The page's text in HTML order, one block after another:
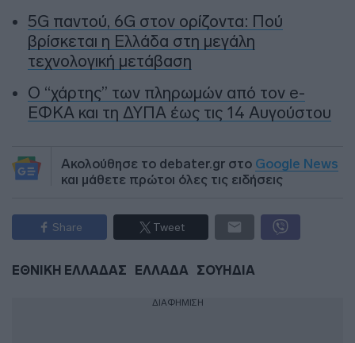
5G παντού, 6G στον ορίζοντα: Πού
βρίσκεται η Ελλάδα στη μεγάλη
τεχνολογική μετάβαση
Ο “χάρτης” των πληρωμών από τον e-
ΕΦΚΑ και τη ΔΥΠΑ έως τις 14 Αυγούστου
Ακολούθησε το debater.gr στο Google News
και μάθετε πρώτοι όλες τις ειδήσεις
Share Tweet
ΕΘΝΙΚΗ ΕΛΛΑΔΑΣ ΕΛΛΑΔΑ ΣΟΥΗΔΙΑ
ΔΙΑΦΗΜΙΣΗ